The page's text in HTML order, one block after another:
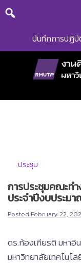
Skip
บันทึกการปฏิบั
ประชุม
การประชุมคณะท
ประจำปีงบประม
Posted February 22,
ดร.ก้องเกียรติ มหา
มหาวิทยาลัยเทคโนโ